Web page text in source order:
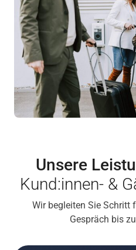
Unsere
Kund:innen- &
Wir begleiten Sie Schritt
Gespräch bis